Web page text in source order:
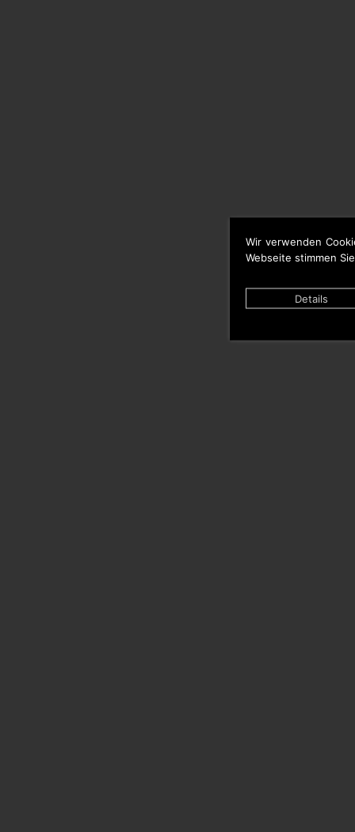
Wir verwenden
Webseite stimmen
Details